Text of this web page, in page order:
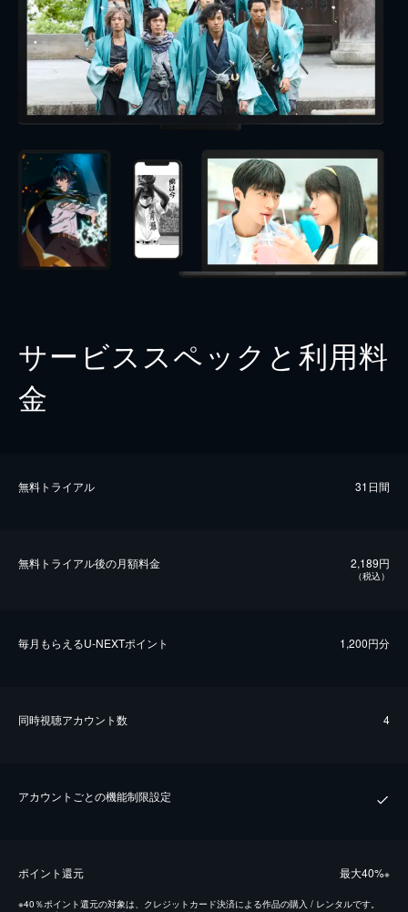
サービススペックと利用料
金
無料トライアル 31日間
無料トライアル後の⽉額料金 2,189円
（税込）
毎⽉もらえるU-NEXTポイント 1,200円分
同時視聴アカウント数 4
アカウントごとの機能制限設定
ポイント還元 最⼤40%※
※40％ポイント還元の対象は、クレジットカード決済による作品の購入 / レンタルです。